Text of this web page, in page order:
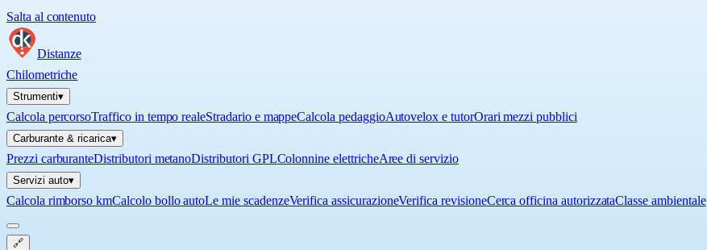
Salta al contenuto
Distanze
Chilometriche
Strumenti▾
Calcola percorsoTraffico in tempo realeStradario e mappeCalcola pedaggioAutovelox e tutorOrari mezzi pubblici
Carburante & ricarica▾
Prezzi carburanteDistributori metanoDistributori GPLColonnine elettricheAree di servizio
Servizi auto▾
Calcola rimborso kmCalcolo bollo autoLe mie scadenzeVerifica assicurazioneVerifica revisioneCerca officina autorizzataClasse ambientale
🔗